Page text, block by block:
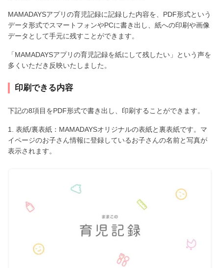
MAMADAYSアプリの育児記録に記録した内容を、PDF形式という
データ形式でスマートフォンやPCに書き出し、紙への印刷や画像
データとして手元に残すことができます。
「MAMADAYSアプリの育児記録を紙にして残したい」という声を
多くいただき反映いたしました。
印刷できる内容
下記の8項目をPDF形式で書き出し、印刷することができます。
1. 表紙/裏表紙：MAMADAYSオリジナルの表紙と裏表紙です。マ
イページのお子さん情報に登録しているお子さんの名前と写真が
表示されます。